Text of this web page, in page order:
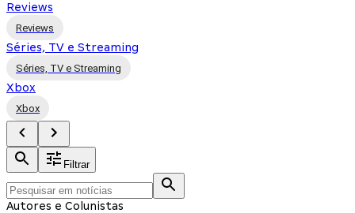
Reviews
Reviews
Séries, TV e Streaming
Séries, TV e Streaming
Xbox
Xbox
Filtrar
Autores e Colunistas